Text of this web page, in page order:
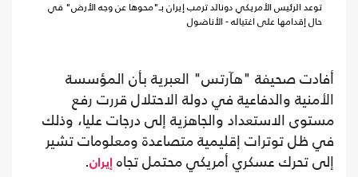
توعد الرئيس الأمريكي دونالد ترمب إيران بـ"محوها عن وجه الأرض" في
حال إقدامها على اغتياله - الأناضول
أفادت صحيفة "هآرتس" العبرية بأن المؤسسة
الأمنية والدفاعية في دولة الاحتلال قررت رفع
مستوى الاستعداد والجاهزية إلى درجات عليا، وذلك
في ظل توترات إقليمية متصاعدة ومعلومات تشير
إلى تحرك عسكري أمريكي محتمل تجاه إيران.